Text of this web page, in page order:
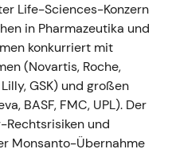
vom starken Crop-
Erholungsstory,
hielt die
gedrückt.[12]
Aufwärtstrend von
aber durch den
Life-Sciences-Konzern
in Pharmazeutika und
konkurriert mit
(Novartis, Roche,
GSK) und großen
BASF, FMC, UPL). Der
Rechtsrisiken und
Monsanto-Übernahme